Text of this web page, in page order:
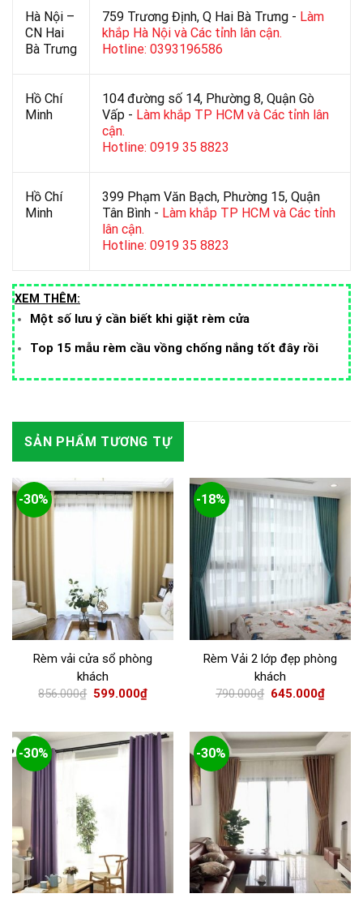
Hà Nội –
CN Hai
Bà Trưng
759 Trương Định, Q Hai Bà Trưng - Làm
khắp Hà Nội và Các tỉnh lân cận.
Hotline: 0393196586
Hồ Chí
Minh
104 đường số 14, Phường 8, Quận Gò
Vấp - Làm khắp TP HCM và Các tỉnh lân
cận.
Hotline: 0919 35 8823
Hồ Chí
Minh
399 Phạm Văn Bạch, Phường 15, Quận
Tân Bình - Làm khắp TP HCM và Các tỉnh
lân cận.
Hotline: 0919 35 8823
XEM THÊM:
Một số lưu ý cần biết khi giặt rèm cửa
Top 15 mẫu rèm cầu vồng chống nắng tốt đây rồi
SẢN PHẨM TƯƠNG TỰ
-30%
Rèm vải cửa sổ phòng
khách
856.000₫ 599.000₫
-18%
Rèm Vải 2 lớp đẹp phòng
khách
790.000₫ 645.000₫
-30% -30%